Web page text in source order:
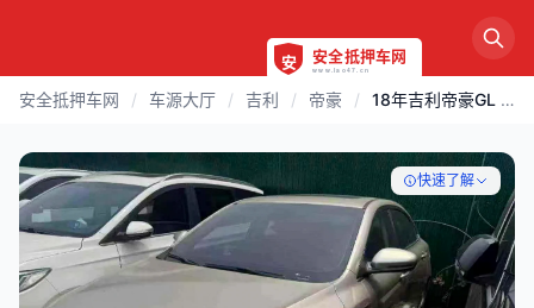
安全抵押车网 / 车源大厅 / 吉利 / 帝豪 / 18年吉利帝豪GL 1.4T自动天窗
快速了解